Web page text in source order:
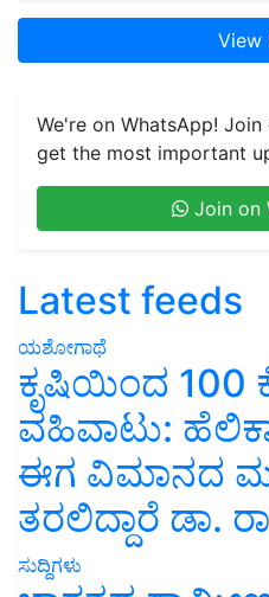
View
We're on WhatsApp!
get the most important
Join on
Latest feeds
ಯಶೋಗಾಥೆ
ಕೃಷಿಯಿಂದ
ವಹಿವಾಟು:
ಈಗ ವಿಮಾನದ
ತರಲಿದ್ದಾರೆ ಡಾ.
ಸುದ್ದಿಗಳು